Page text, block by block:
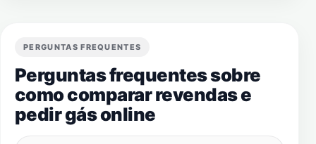
PERGUNTAS FREQUENTES
Perguntas frequentes sobre
como comparar revendas e
pedir gás online